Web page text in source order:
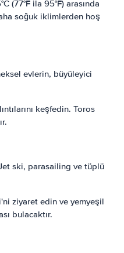
(77°F ila 95°F) arasında
soğuk iklimlerden hoş
evlerin, büyüleyici
keşfedin. Toros
ski, parasailing ve tüplü
ziyaret edin ve yemyeşil
bulacaktır.